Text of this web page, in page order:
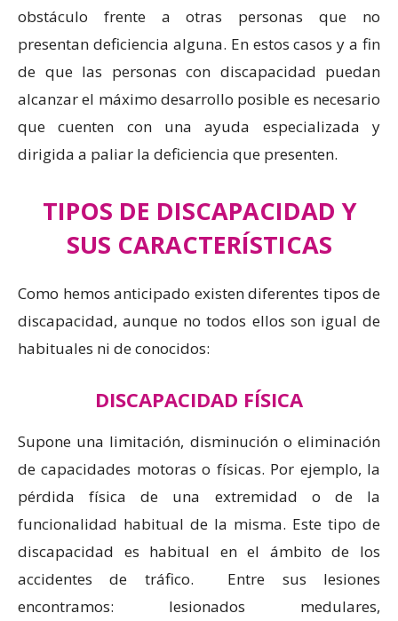
obstáculo frente a otras personas que no
presentan deficiencia alguna. En estos casos y a fin
de que las personas con discapacidad puedan
alcanzar el máximo desarrollo posible es necesario
que cuenten con una ayuda especializada y
dirigida a paliar la deficiencia que presenten.
TIPOS DE DISCAPACIDAD Y
SUS CARACTERÍSTICAS
Como hemos anticipado existen diferentes tipos de
discapacidad, aunque no todos ellos son igual de
habituales ni de conocidos:
DISCAPACIDAD FÍSICA
Supone una limitación, disminución o eliminación
de capacidades motoras o físicas. Por ejemplo, la
pérdida física de una extremidad o de la
funcionalidad habitual de la misma. Este tipo de
discapacidad es habitual en el ámbito de los
accidentes de tráfico. Entre sus lesiones
encontramos: lesionados medulares,